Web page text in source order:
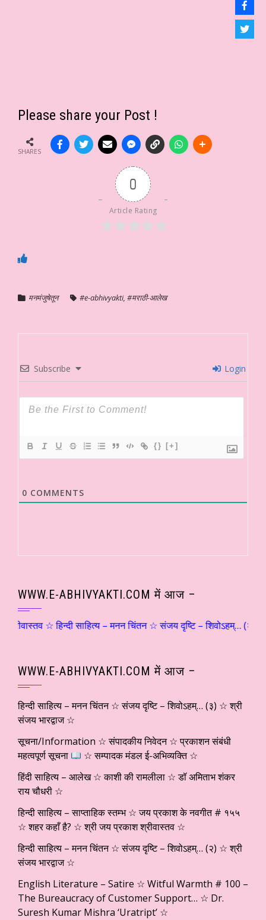
Please share your Post !
SHARES
0
Article Rating
मनमंजुषेतून #e-abhivyakti, #मराठी-आलेख
Subscribe Login
{} [+]
0 COMMENTS
WWW.E-ABHIVYAKTI.COM में आज –
☆ हिन्दी साहित्य – मनन चिंतन ☆ संजय दृष्टि – शिवोऽहम्… (२)
WWW.E-ABHIVYAKTI.COM में आज –
हिन्दी साहित्य – मनन चिंतन ☆ संजय दृष्टि – शिवोऽहम्… (३) ☆ श्री
संजय भारद्वाज ☆
सूचना/Information ☆ संपादकीय निवेदन ☆ प्रकाशन संबंधी
महत्वपूर्ण सूचना
☆ सम्पादक मंडल ई-अभिव्यक्ति ☆
हिंदी साहित्य – आलेख ☆ काशी की रामलीला ☆ डॉ अमिताभ शंकर
राय चौधरी ☆
हिन्दी साहित्य – साप्ताहिक स्तम्भ ☆ जय प्रकाश के नवगीत # १५५
☆ शहर कहाँ है? ☆ श्री जय प्रकाश श्रीवास्तव ☆
हिन्दी साहित्य – मनन चिंतन ☆ संजय दृष्टि – शिवोऽहम्… (२) ☆ श्री
संजय भारद्वाज ☆
English Literature – Satire ☆ Witful Warmth # 100 –
The Bureaucracy of Customer Support… ☆ Dr.
Suresh Kumar Mishra ‘Uratript’ ☆